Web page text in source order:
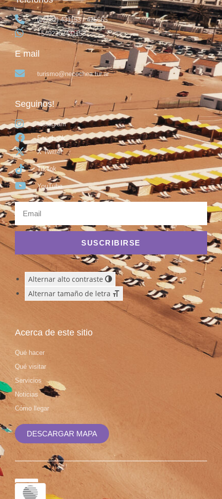
(02262) 431153 / 425665
+5492262431153
E mail
turismo@necochea.tur.ar
Seguinos!
Instagram
Facebook
X Twitter
TikTok
YouTube
SUSCRIBIRSE
Alternar alto contraste
Alternar tamaño de letra
Acerca de este sitio
Qué hacer
Qué visitar
Servicios
Noticias
Cómo llegar
DESCARGAR MAPA